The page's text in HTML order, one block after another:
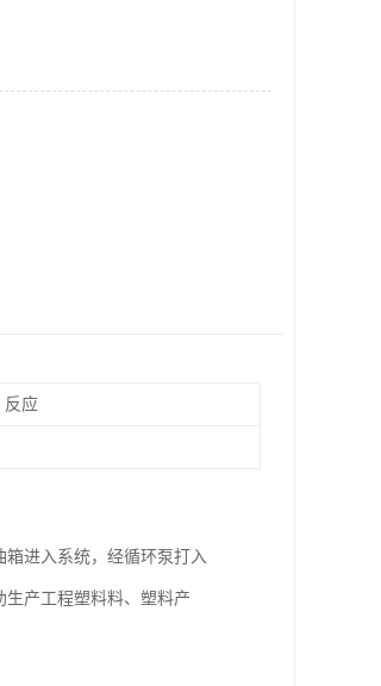
反应
进入系统，经循环泵打入
产工程塑料料、塑料产